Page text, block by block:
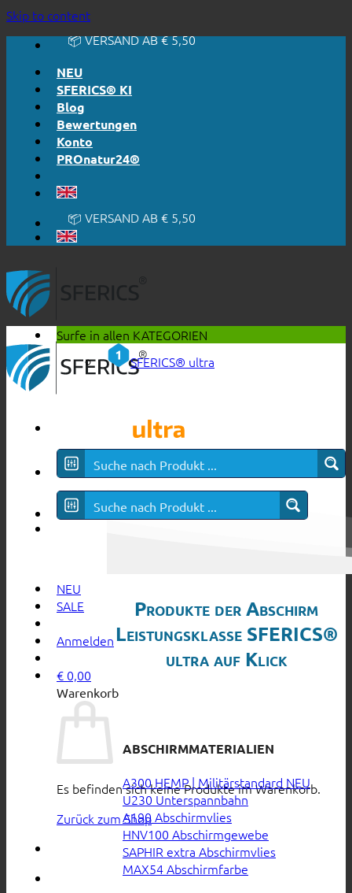
Skip to content🔆 EHRLICH. TRANSPARENT.
📦 VERSAND AB € 5,50
NEU
SFERICS® KI
Blog
Bewertungen
Konto
PROnatur24®
🔆 EINFACH. FUNKTIONIERT.
🔆 EHRLICH. TRANSPARENT.
📦 VERSAND AB € 5,50
🔖 KAUF AUF RECHNUNG
NEU
SALE
Anmelden
€ 0,00
Warenkorb
Es befinden sich keine Produkte im Warenkorb.
Zurück zum Shop
Surfe in allen KATEGORIEN
SFERICS® ultra
Produkte der Abschirm
Leistungsklasse SFERICS®
ultra auf Klick
ABSCHIRMMATERIALIEN
A300 HEMP | Militärstandard
U230 Unterspannbahn
A190 Abschirmvlies
HNV100 Abschirmgewebe
SAPHIR extra Abschirmvlies
MAX54 Abschirmfarbe